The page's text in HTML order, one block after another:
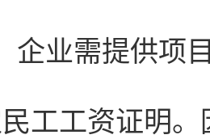
企业需提供项
工工资证明